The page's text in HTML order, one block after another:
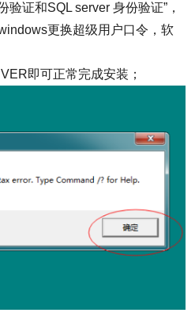
验证和SQL server 身份验证”，
更换超级用户口令，软
即可正常完成安装；